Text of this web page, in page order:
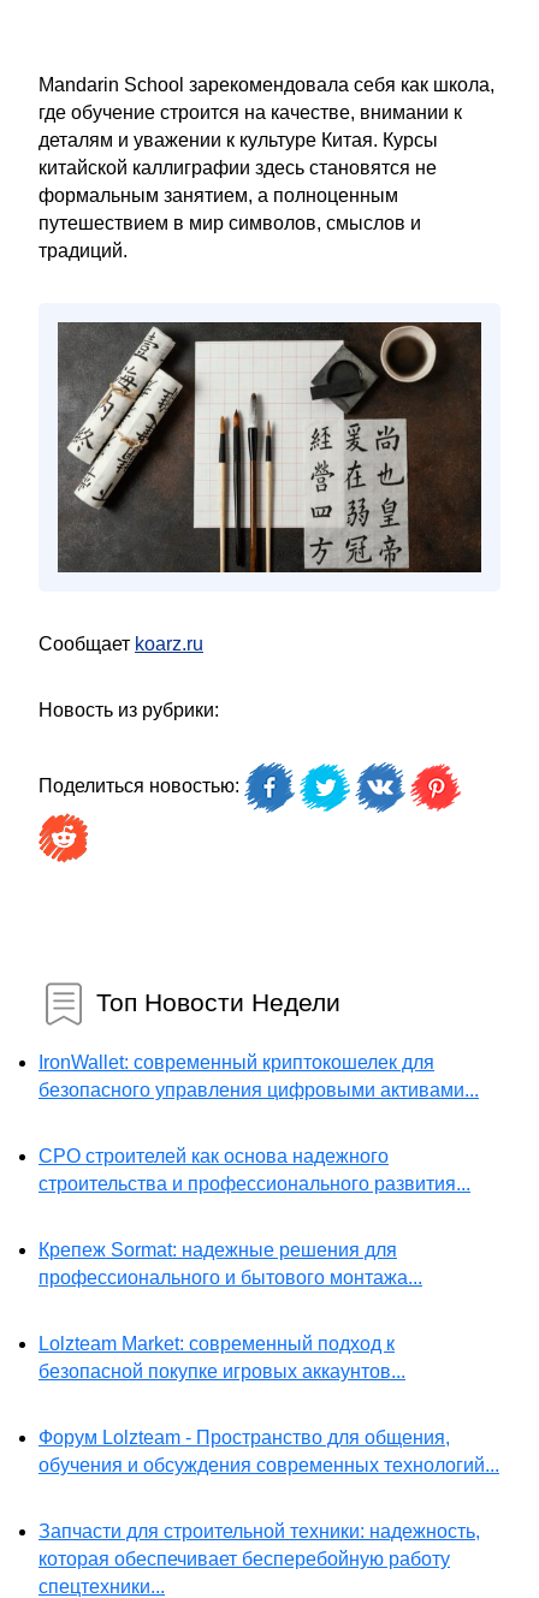
Mandarin School зарекомендовала себя как школа,
где обучение строится на качестве, внимании к
деталям и уважении к культуре Китая. Курсы
китайской каллиграфии здесь становятся не
формальным занятием, а полноценным
путешествием в мир символов, смыслов и
традиций.
Сообщает koarz.ru
Новость из рубрики:
Поделиться новостью:
Топ Новости Недели
IronWallet: современный криптокошелек для
безопасного управления цифровыми активами...
СРО строителей как основа надежного
строительства и профессионального развития...
Крепеж Sormat: надежные решения для
профессионального и бытового монтажа...
Lolzteam Market: современный подход к
безопасной покупке игровых аккаунтов...
Форум Lolzteam - Пространство для общения,
обучения и обсуждения современных технологий...
Запчасти для строительной техники: надежность,
которая обеспечивает бесперебойную работу
спецтехники...